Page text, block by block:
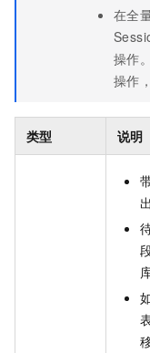
在全
操作
操作
类型 说明